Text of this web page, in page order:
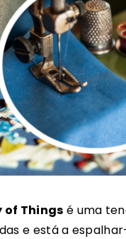
of Things é uma
e está a